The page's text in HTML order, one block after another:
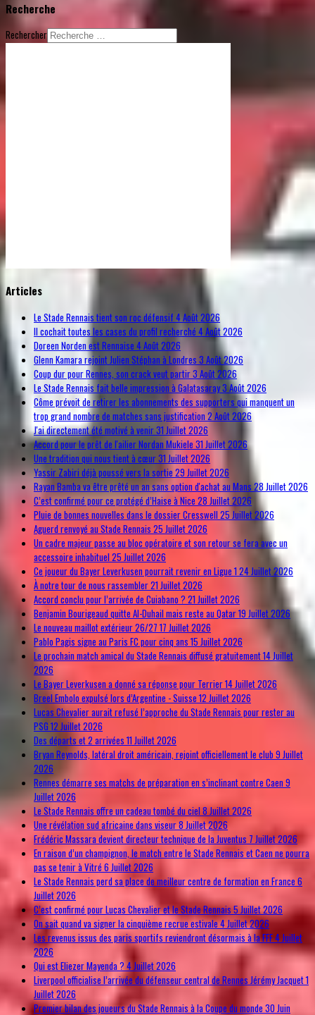
Recherche
Rechercher
VinaGecko.com
Articles
Le Stade Rennais tient son roc défensif 4 Août 2026
Il cochait toutes les cases du profil recherché 4 Août 2026
Doreen Norden est Rennaise 4 Août 2026
Glenn Kamara rejoint Julien Stéphan à Londres 3 Août 2026
Coup dur pour Rennes, son crack veut partir3 Août 2026
Le Stade Rennais fait belle impression à Galatasaray3 Août 2026
Côme prévoit de retirer les abonnements des supporters qui manquent un
trop grand nombre de matches sans justification 2 Août 2026
J'ai directement été motivé à venir31 Juillet 2026
Accord pour le prêt de l'ailier Nordan Mukiele 31 Juillet 2026
Une tradition qui nous tient à cœur31 Juillet 2026
Yassir Zabiri déjà poussé vers la sortie 29 Juillet 2026
Rayan Bamba va être prêté un an sans option d'achat au Mans28 Juillet 2026
C’est confirmé pour ce protégé d’Haise à Nice28 Juillet 2026
Pluie de bonnes nouvelles dans le dossier Cresswell25 Juillet 2026
Aguerd renvoyé au Stade Rennais 25 Juillet 2026
Un cadre majeur passe au bloc opératoire et son retour se fera avec un
accessoire inhabituel25 Juillet 2026
Ce joueur du Bayer Leverkusen pourrait revenir en Ligue 124 Juillet 2026
À notre tour de nous rassembler21 Juillet 2026
Accord conclu pour l’arrivée de Cuiabano ? 21 Juillet 2026
Benjamin Bourigeaud quitte Al-Duhail mais reste au Qatar19 Juillet 2026
Le nouveau maillot extérieur 26/2717 Juillet 2026
Pablo Pagis signe au Paris FC pour cinq ans15 Juillet 2026
Le prochain match amical du Stade Rennais diffusé gratuitement14 Juillet
2026
Le Bayer Leverkusen a donné sa réponse pour Terrier14 Juillet 2026
Breel Embolo expulsé lors d’Argentine - Suisse12 Juillet 2026
Lucas Chevalier aurait refusé l’approche du Stade Rennais pour rester au
PSG12 Juillet 2026
Des départs et 2 arrivées 11 Juillet 2026
Bryan Reynolds, latéral droit américain, rejoint officiellement le club9 Juillet
2026
Rennes démarre ses matchs de préparation en s’inclinant contre Caen9
Juillet 2026
Le Stade Rennais offre un cadeau tombé du ciel8 Juillet 2026
Une révélation sud africaine dans viseur8 Juillet 2026
Frédéric Massara devient directeur technique de la Juventus 7 Juillet 2026
En raison d’un champignon, le match entre le Stade Rennais et Caen ne pourra
pas se tenir à Vitré 6 Juillet 2026
Le Stade Rennais perd sa place de meilleur centre de formation en France 6
Juillet 2026
C’est confirmé pour Lucas Chevalier et le Stade Rennais5 Juillet 2026
On sait quand va signer la cinquième recrue estivale4 Juillet 2026
Les revenus issus des paris sportifs reviendront désormais à la FFF4 Juillet
2026
Qui est Eliezer Mayenda ? 4 Juillet 2026
Liverpool officialise l’arrivée du défenseur central de Rennes Jérémy Jacquet1
Juillet 2026
Premier bilan des joueurs du Stade Rennais à la Coupe du monde30 Juin